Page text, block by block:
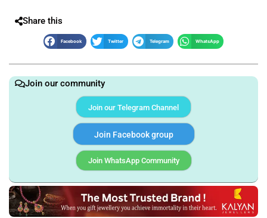
Share this
Facebook Twitter Telegram WhatsApp
Join our community
Join our Telegram Channel
Join Facebook group
Join WhatsApp Community